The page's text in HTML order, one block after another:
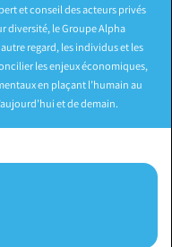
et conseil des acteurs privés
diversité, le Groupe Alpha
regard, les individus et les
les enjeux économiques,
en plaçant l’humain au
et de demain.